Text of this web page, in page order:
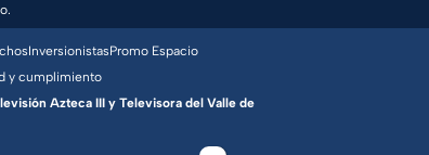
InversionistasPromo Espacio
y cumplimiento
Azteca III y Televisora del Valle de